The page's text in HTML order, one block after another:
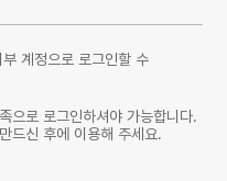
계정으로 로그인할 수
으로 로그인하셔야 가능합니다.
드신 후에 이용해 주세요.